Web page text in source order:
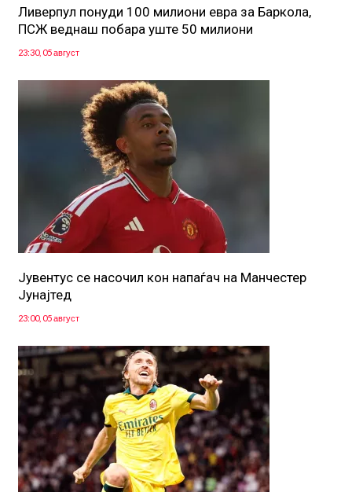
Ливерпул понуди 100 милиони евра за Баркола,
ПСЖ веднаш побара уште 50 милиони
23:30, 05 август
Јувентус се насочил кон напаѓач на Манчестер
Јунајтед
23:00, 05 август